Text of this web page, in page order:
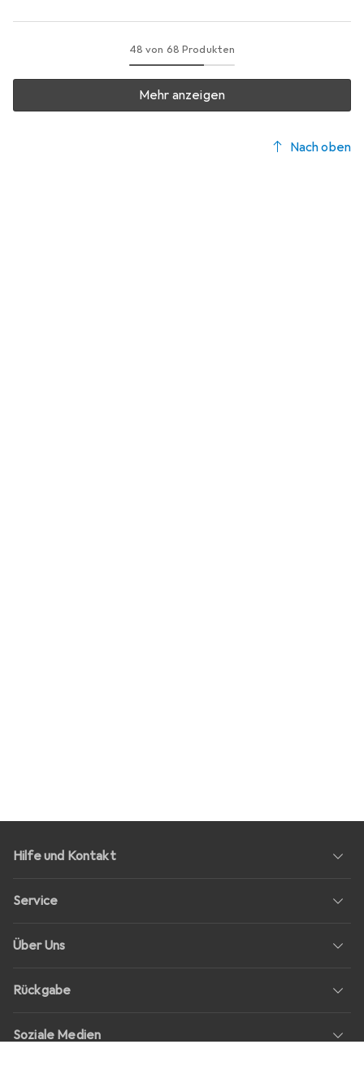
48 von 68 Produkten
Mehr anzeigen
Nach oben
Hilfe und Kontakt
Service
Über Uns
Rückgabe
Soziale Medien